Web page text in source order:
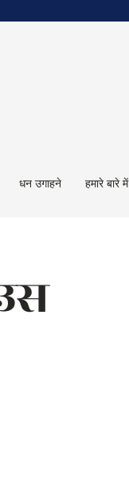
धन उगाहने हमारे बारे में